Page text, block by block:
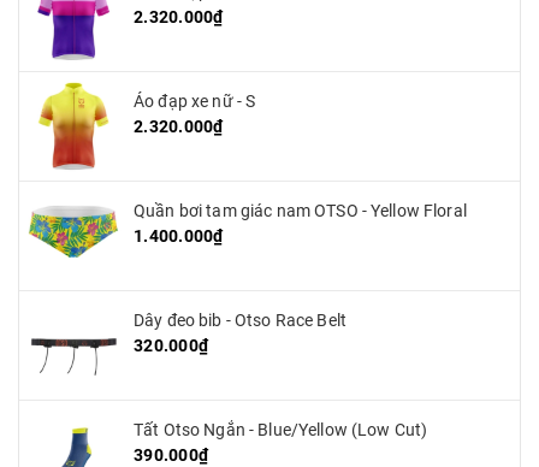
2.320.000₫
Áo đạp xe nữ - S
2.320.000₫
Quần bơi tam giác nam OTSO - Yellow Floral
1.400.000₫
Dây đeo bib - Otso Race Belt
320.000₫
Tất Otso Ngắn - Blue/Yellow (Low Cut)
390.000₫